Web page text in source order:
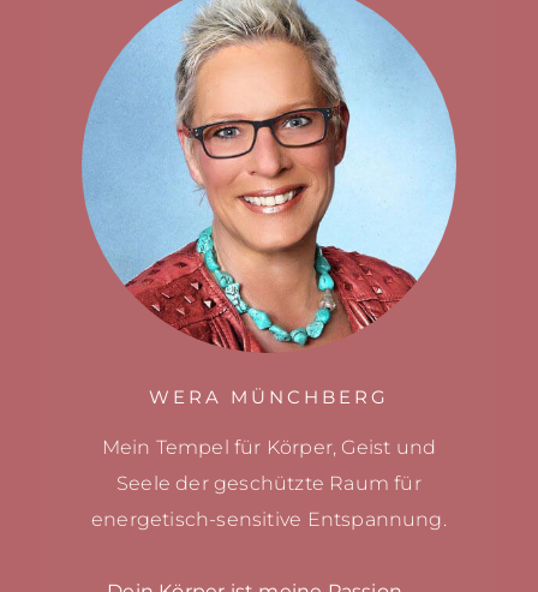
WERA MÜNCHBERG
Mein Tempel für Körper, Geist und
Seeleder geschützte Raum für
energetisch-sensitive Entspannung.